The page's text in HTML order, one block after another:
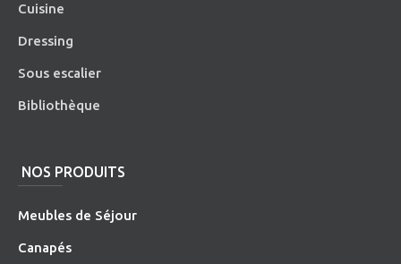
Cuisine
Dressing
Sous escalier
Bibliothèque
NOS PRODUITS
Meubles de Séjour
Canapés